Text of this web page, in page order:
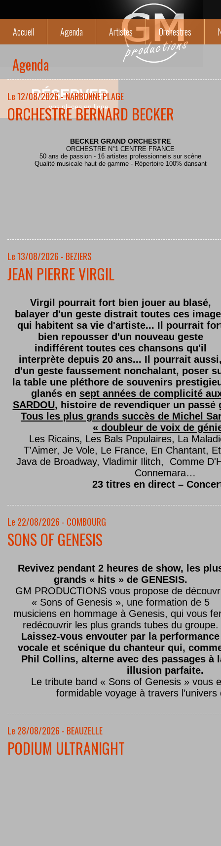
RÉSERVER
vos places en ligne
Accueil Agenda Artistes Orchestres
Agenda
Le 12/08/2026 - NARBONNE PLAGE
ORCHESTRE BERNARD BECKER
BECKER GRAND ORCHESTRE
ORCHESTRE N°1 CENTRE FRANCE
50 ans de passion - 16 artistes professionnels sur scène
Qualité musicale haut de gamme - Répertoire 100% dansant
Le 13/08/2026 - BEZIERS
JEAN PIERRE VIRGIL
Virgil pourrait fort bien jouer au blasé,
balayer d'un geste distrait toutes ces
qui habitent sa vie d'artiste... Il pourrait
bien repousser d'un nouveau geste
indifférent toutes ces chansons qu'il
interprète depuis 20 ans... Il pourrait
d'un geste faussement nonchalant, poser
la table une pléthore de souvenirs
glanés en sept années de complicité
SARDOU, histoire de revendiquer un passé
Tous les plus grands succès de Michel
« doubleur de voix de
Les Ricains, Les Bals Populaires, La
T'Aimer, Je Vole, Le France, En Chantant,
Java de Broadway, Vladimir Ilitch, Comme
Connemara…
23 titres en direct –
Le 22/08/2026 - COMBOURG
SONS OF GENESIS
Revivez pendant 2 heures de show, les
grands « hits » de GENESIS.
GM PRODUCTIONS vous propose de
« Sons of Genesis », une formation de 5
musiciens en hommage à Genesis, qui vous
redécouvrir les plus grands tubes du groupe.
Laissez-vous envouter par la performance
vocale et scénique du chanteur qui,
Phil Collins, alterne avec des passages à
illusion parfaite.
Le tribute band « Sons of Genesis » vous
formidable voyage à travers l’univers
Le 28/08/2026 - BEAUZELLE
PODIUM ULTRANIGHT